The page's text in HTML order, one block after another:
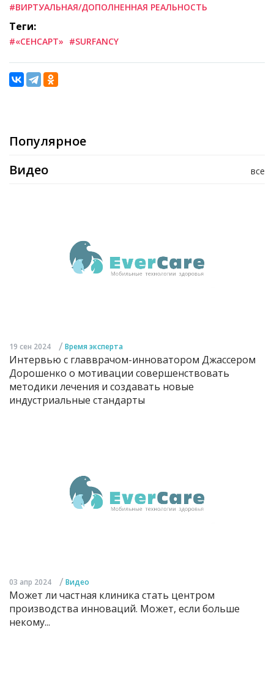
#ВИРТУАЛЬНАЯ/ДОПОЛНЕННАЯ РЕАЛЬНОСТЬ
Теги:
#«СЕНСАРТ» #SURFANCY
Популярное
все
Видео
19 сен 2024 / Время эксперта
Интервью с главврачом-инноватором Джассером
Дорошенко о мотивации совершенствовать
методики лечения и создавать новые
индустриальные стандарты
03 апр 2024 / Видео
Может ли частная клиника стать центром
производства инноваций. Может, если больше
некому...